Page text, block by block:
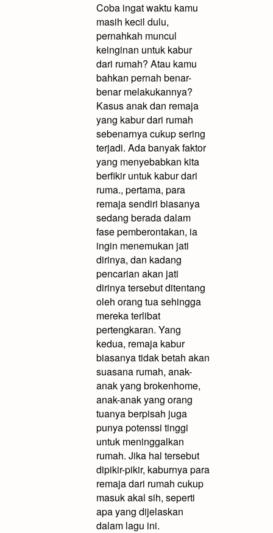
Coba ingat waktu kamu
masih kecil dulu,
pernahkah muncul
keinginan untuk kabur
dari rumah? Atau kamu
bahkan pernah benar-
benar melakukannya?
Kasus anak dan remaja
yang kabur dari rumah
sebenarnya cukup sering
terjadi. Ada banyak faktor
yang menyebabkan kita
berfikir untuk kabur dari
ruma., pertama, para
remaja sendiri biasanya
sedang berada dalam
fase pemberontakan, ia
ingin menemukan jati
dirinya, dan kadang
pencarian akan jati
dirinya tersebut ditentang
oleh orang tua sehingga
mereka terlibat
pertengkaran. Yang
kedua, remaja kabur
biasanya tidak betah akan
suasana rumah, anak-
anak yang brokenhome,
anak-anak yang orang
tuanya berpisah juga
punya potenssi tinggi
untuk meninggalkan
rumah. Jika hal tersebut
dipikir-pikir, kaburnya para
remaja dari rumah cukup
masuk akal sih, seperti
apa yang dijelaskan
dalam lagu ini.